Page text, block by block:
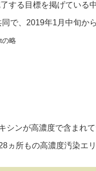
する目標を掲げている
同で、2019年1月中旬か
の略
ンが高濃度で含まれ
所もの高濃度汚染エ